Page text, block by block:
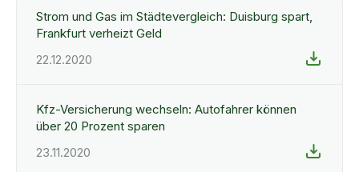
Strom und Gas im Städtevergleich: Duisburg spart,
Frankfurt verheizt Geld
22.12.2020
Kfz-Versicherung wechseln: Autofahrer können
über 20 Prozent sparen
23.11.2020